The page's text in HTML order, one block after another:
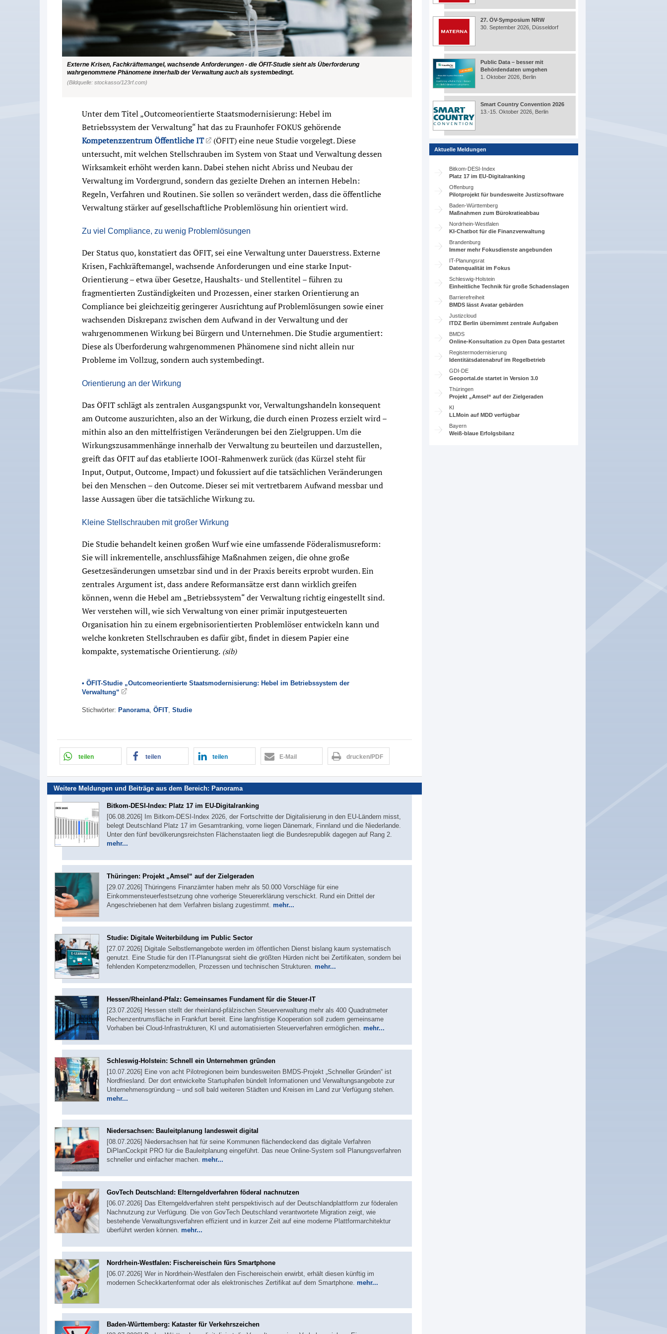
Externe Krisen, Fachkräftemangel, wachsende Anforderungen - die ÖFIT-Studie sieht als Überforderung
wahrgenommene Phänomene innerhalb der Verwaltung auch als systembedingt.
(Bildquelle: stockasso/123rf.com)
Unter dem Titel „Outcomeorientierte Staatsmodernisierung: Hebel im
Betriebssystem der Verwaltung“ hat das zu Fraunhofer FOKUS gehörende
Kompetenzzentrum Öffentliche IT
(ÖFIT) eine neue Studie vorgelegt. Diese
untersucht, mit welchen Stellschrauben im System von Staat und Verwaltung dessen
Wirksamkeit erhöht werden kann. Dabei stehen nicht Abriss und Neubau der
Verwaltung im Vordergrund, sondern das gezielte Drehen an internen Hebeln:
Regeln, Verfahren und Routinen. Sie sollen so verändert werden, dass die öffentliche
Verwaltung stärker auf gesellschaftliche Problemlösung hin orientiert wird.
Zu viel Compliance, zu wenig Problemlösungen
Der Status quo, konstatiert das ÖFIT, sei eine Verwaltung unter Dauerstress. Externe
Krisen, Fachkräftemangel, wachsende Anforderungen und eine starke Input-
Orientierung – etwa über Gesetze, Haushalts- und Stellentitel – führen zu
fragmentierten Zuständigkeiten und Prozessen, einer starken Orientierung an
Compliance bei gleichzeitig geringerer Ausrichtung auf Problemlösungen sowie einer
wachsenden Diskrepanz zwischen dem Aufwand in der Verwaltung und der
wahrgenommenen Wirkung bei Bürgern und Unternehmen. Die Studie argumentiert:
Diese als Überforderung wahrgenommenen Phänomene sind nicht allein nur
Probleme im Vollzug, sondern auch systembedingt.
Orientierung an der Wirkung
Das ÖFIT schlägt als zentralen Ausgangspunkt vor, Verwaltungshandeln konsequent
am Outcome auszurichten, also an der Wirkung, die durch einen Prozess erzielt wird –
mithin also an den mittelfristigen Veränderungen bei den Zielgruppen. Um die
Wirkungszusammenhänge innerhalb der Verwaltung zu beurteilen und darzustellen,
greift das ÖFIT auf das etablierte IOOI-Rahmenwerk zurück (das Kürzel steht für
Input, Output, Outcome, Impact) und fokussiert auf die tatsächlichen Veränderungen
bei den Menschen – den Outcome. Dieser sei mit vertretbarem Aufwand messbar und
lasse Aussagen über die tatsächliche Wirkung zu.
Kleine Stellschrauben mit großer Wirkung
Die Studie behandelt keinen großen Wurf wie eine umfassende Föderalismusreform:
Sie will inkrementelle, anschlussfähige Maßnahmen zeigen, die ohne große
Gesetzesänderungen umsetzbar sind und in der Praxis bereits erprobt wurden. Ein
zentrales Argument ist, dass andere Reformansätze erst dann wirklich greifen
können, wenn die Hebel am „Betriebssystem“ der Verwaltung richtig eingestellt sind.
Wer verstehen will, wie sich Verwaltung von einer primär inputgesteuerten
Organisation hin zu einem ergebnisorientierten Problemlöser entwickeln kann und
welche konkreten Stellschrauben es dafür gibt, findet in diesem Papier eine
kompakte, systematische Orientierung. (sib)
• ÖFIT-Studie „Outcomeorientierte Staatsmodernisierung: Hebel im Betriebssystem der
Verwaltung“
Stichwörter: Panorama ÖFIT Studie
teilen teilen teilen E-Mail drucken/PDF
Weitere Meldungen und Beiträge aus dem Bereich: Panorama
Bitkom-DESI-Index: Platz 17 im EU-Digitalranking
[06.08.2026] Im Bitkom-DESI-Index 2026, der Fortschritte der Digitalisierung in den EU-Ländern misst,
belegt Deutschland Platz 17 im Gesamtranking, vorne liegen Dänemark, Finnland und die Niederlande.
Unter den fünf bevölkerungsreichsten Flächenstaaten liegt die Bundesrepublik dagegen auf Rang 2.
mehr...
Thüringen: Projekt „Amsel“ auf der Zielgeraden
[29.07.2026] Thüringens Finanzämter haben mehr als 50.000 Vorschläge für eine
Einkommensteuerfestsetzung ohne vorherige Steuererklärung verschickt. Rund ein Drittel der
Angeschriebenen hat dem Verfahren bislang zugestimmt. mehr...
Studie: Digitale Weiterbildung im Public Sector
[27.07.2026] Digitale Selbstlernangebote werden im öffentlichen Dienst bislang kaum systematisch
genutzt. Eine Studie für den IT-Planungsrat sieht die größten Hürden nicht bei Zertifikaten, sondern bei
fehlenden Kompetenzmodellen, Prozessen und technischen Strukturen. mehr...
Hessen/Rheinland-Pfalz: Gemeinsames Fundament für die Steuer-IT
[23.07.2026] Hessen stellt der rheinland-pfälzischen Steuerverwaltung mehr als 400 Quadratmeter
Rechenzentrumsfläche in Frankfurt bereit. Eine langfristige Kooperation soll zudem gemeinsame
Vorhaben bei Cloud-Infrastrukturen, KI und automatisierten Steuerverfahren ermöglichen. mehr...
Schleswig-Holstein: Schnell ein Unternehmen gründen
[10.07.2026] Eine von acht Pilotregionen beim bundesweiten BMDS-Projekt „Schneller Gründen“ ist
Nordfriesland. Der dort entwickelte Startuphafen bündelt Informationen und Verwaltungsangebote zur
Unternehmensgründung – und soll bald weiteren Städten und Kreisen im Land zur Verfügung stehen.
mehr...
Niedersachsen: Bauleitplanung landesweit digital
[08.07.2026] Niedersachsen hat für seine Kommunen flächendeckend das digitale Verfahren
DiPlanCockpit PRO für die Bauleitplanung eingeführt. Das neue Online-System soll Planungsverfahren
schneller und einfacher machen. mehr...
GovTech Deutschland: Elterngeldverfahren föderal nachnutzen
[06.07.2026] Das Elterngeldverfahren steht perspektivisch auf der Deutschlandplattform zur föderalen
Nachnutzung zur Verfügung. Die von GovTech Deutschland verantwortete Migration zeigt, wie
bestehende Verwaltungsverfahren effizient und in kurzer Zeit auf eine moderne Plattformarchitektur
überführt werden können. mehr...
Nordrhein-Westfalen: Fischereischein fürs Smartphone
[06.07.2026] Wer in Nordrhein-Westfalen den Fischereischein erwirbt, erhält diesen künftig im
modernen Scheckkartenformat oder als elektronisches Zertifikat auf dem Smartphone. mehr...
Baden-Württemberg: Kataster für Verkehrszeichen
27. ÖV-Symposium NRW
30. September 2026, Düsseldorf
Public Data – besser mit
Behördendaten umgehen
1. Oktober 2026, Berlin
Smart Country Convention 2026
13.-15. Oktober 2026, Berlin
Aktuelle Meldungen
Bitkom-DESI-Index
Platz 17 im EU-Digitalranking
Offenburg
Pilotprojekt für bundesweite Justizsoftware
Baden-Württemberg
Maßnahmen zum Bürokratieabbau
Nordrhein-Westfalen
KI-Chatbot für die Finanzverwaltung
Brandenburg
Immer mehr Fokusdienste angebunden
IT-Planungsrat
Datenqualität im Fokus
Schleswig-Holstein
Einheitliche Technik für große Schadenslagen
Barrierefreiheit
BMDS lässt Avatar gebärden
Justizcloud
ITDZ Berlin übernimmt zentrale Aufgaben
BMDS
Online-Konsultation zu Open Data gestartet
Registermodernisierung
Identitätsdatenabruf im Regelbetrieb
GDI-DE
Geoportal.de startet in Version 3.0
Thüringen
Projekt „Amsel“ auf der Zielgeraden
KI
LLMoin auf MDD verfügbar
Bayern
Weiß-blaue Erfolgsbilanz